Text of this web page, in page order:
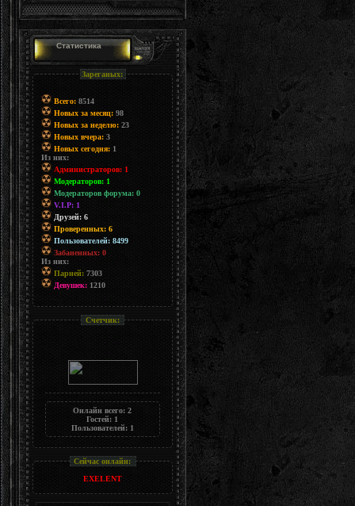
Статистика
Зареганых:
Всего:8514
Новых за месяц:98
Новых за неделю:23
Новых вчера:3
Новых сегодня:1
Из них:
Администраторов: 1
Модераторов: 1
Модераторов форума: 0
V.I.P: 1
Друзей: 6
Проверенных: 6
Пользователей: 8499
Забаненных: 0
Из них:
Парней:7303
Девушек:1210
Счетчик:
Онлайн всего:2
Гостей: 1
Пользователей: 1
Сейчас онлайн:
EXELENT